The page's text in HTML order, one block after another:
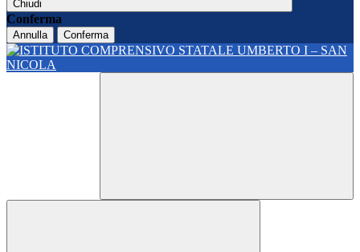
Chiudi
Conferma
Annulla Conferma